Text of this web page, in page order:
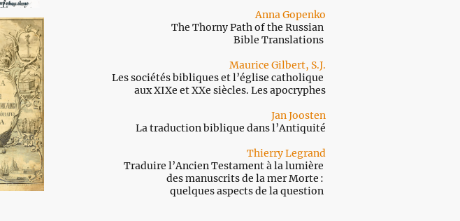
Anna Gopenko
The Thorny Path of the Russian
Bible Translations
Maurice Gilbert, S.J.
Les sociétés bibliques et l’église catholique
aux XIXe et XXe siècles. Les apocryphes
Jan Joosten
La traduction biblique dans l’Antiquité
Thierry Legrand
Traduire l’Ancien Testament à la lumière
des manuscrits de la mer Morte :
quelques aspects de la question